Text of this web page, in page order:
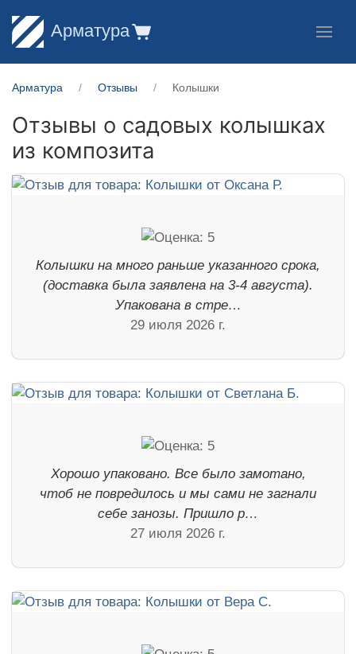
Арматура
Арматура Отзывы Колышки
Отзывы о садовых колышках
из композита
Колышки на много раньше указанного срока,
(доставка была заявлена на 3-4 августа).
Упакована в стре…
29 июля 2026 г.
Хорошо упаковано. Все было замотано,
чтоб не повредилось и мы сами не загнали
себе занозы. Пришло р…
27 июля 2026 г.